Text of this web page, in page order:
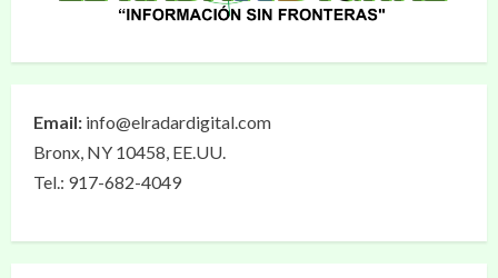
Email: info@elradardigital.com
Bronx, NY 10458, EE.UU.
Tel.: 917-682-4049